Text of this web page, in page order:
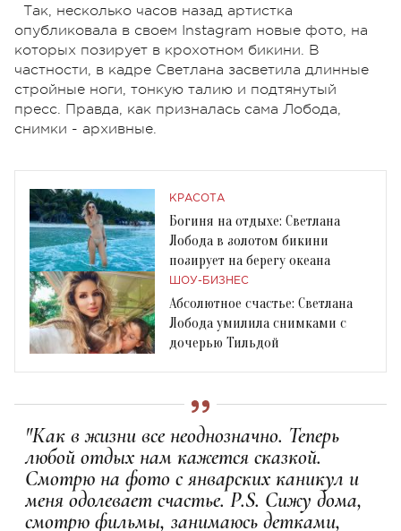
Так, несколько часов назад артистка
опубликовала в своем Instagram новые фото, на
которых позирует в крохотном бикини. В
частности, в кадре Светлана засветила длинные
стройные ноги, тонкую талию и подтянутый
пресс. Правда, как призналась сама Лобода,
снимки - архивные.
КРАСОТА
Богиня на отдыхе: Светлана
Лобода в золотом бикини
позирует на берегу океана
ШОУ-БИЗНЕС
Абсолютное счастье: Светлана
Лобода умилила снимками с
дочерью Тильдой
"Как в жизни все неоднозначно. Теперь
любой отдых нам кажется сказкой.
Смотрю на фото с январских каникул и
меня одолевает счастье. P.S. Сижу дома,
смотрю фильмы, занимаюсь детками,